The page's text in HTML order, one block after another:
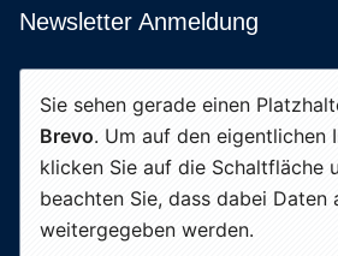
Newsletter Anmeldung
Sie sehen gerade einen
Brevo. Um auf den eigentlichen
klicken Sie auf die Schaltfläche
beachten Sie, dass dabei
weitergegeben werden.